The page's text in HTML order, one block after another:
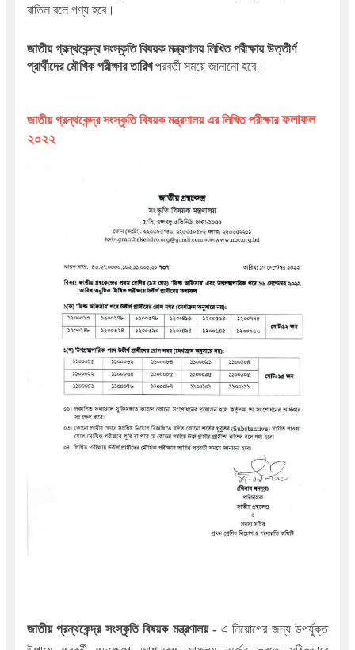
বাতিল বলে গণ্য হবে।
জাতীয় গ্রন্থকেন্দ্র সংস্কৃতি বিষয়ক মন্ত্রণালয় লিখিত পরীক্ষায় উত্তীর্ণ
প্রার্থীদের মৌখিক পরীক্ষার তারিখ পরবর্তী সময়ে জানানো হবে।
জাতীয় গ্রন্থকেন্দ্র সংস্কৃতি বিষয়ক মন্ত্রণালয় এর লিখিত পরীক্ষার ফলাফল
২০২২
জাতীয় গ্রন্থকেন্দ্র সংস্কৃতি বিষয়ক মন্ত্রণালয়- এ নিয়োগের জন্য উপর্যুক্ত